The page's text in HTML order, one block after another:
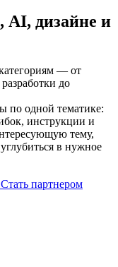
AI, дизайне и
— от
до
по одной тематике:
инструкции и
тему,
в нужное
Стать партнером